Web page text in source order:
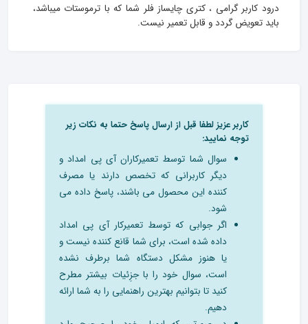
درود کاربر گرامی ، کتری چایساز فلر شما که با ترموستات میباشد،
باید تعویض گردد و قابل تعمیر نیست.
کاربر عزیز لطفا قبل از ارسال پاسخ حتما به نکات زیر
توجه نمایید:
سوال شما توسط تعمیرکاران آی پی امداد و
دیگر کاربرانی که تخصص دارند یا مصرف
کننده این محصول می باشند، پاسخ داده می
شود.
اگر جوابی که توسط تعمیرکار آی پی امداد
داده شده است، برای شما قانع کننده نیست و
یا هنوز مشکل دستگاه شما برطرف نشده
است، سوال خود را با جزِئیات بیشتر مطرح
کنید تا بتوانیم بهترین راهنمایی را به شما ارائه
دهیم.